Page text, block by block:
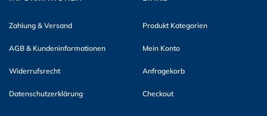
Zahlung & Versand
AGB & Kundeninformationen
Widerrufsrecht
Datenschutzerklärung
Produkt Kategorien
Mein Konto
Anfragekorb
Checkout